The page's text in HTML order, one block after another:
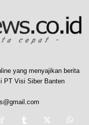
yang menyajikan berita
PT Visi Siber Banten